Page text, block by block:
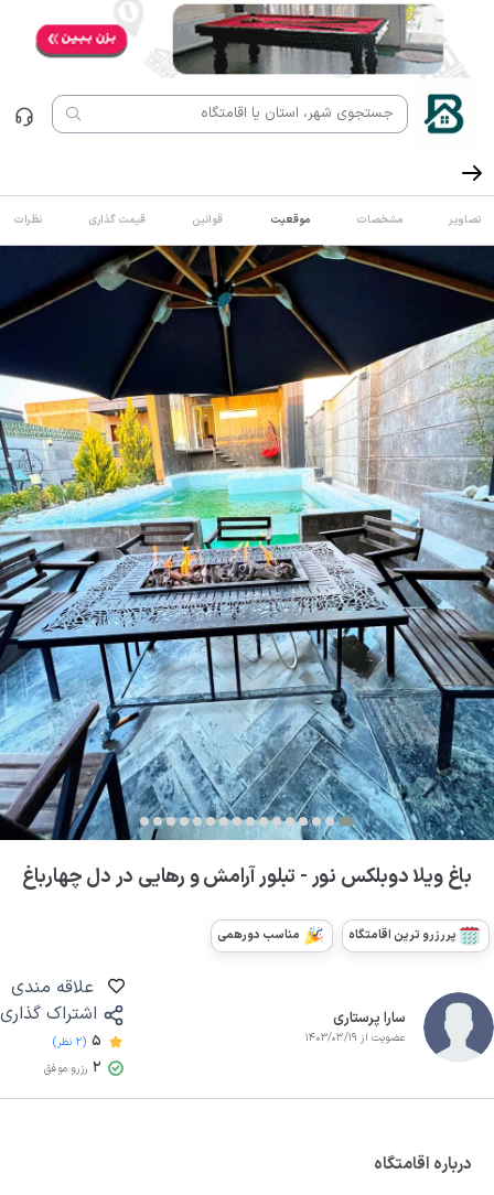
تصاویر مشخصات موقعیت قوانین قیمت گذاری نظرات
باغ ویلا دوبلکس نور - تبلور آرامش و رهایی در دل چهارباغ
پررزرو ترین اقامتگاه مناسب دورهمی
سارا پرستاری
عضویت از 1403/03/19
اشتراک گذاری
5 (2 نظر)
2 رزرو موفق
درباره اقامتگاه